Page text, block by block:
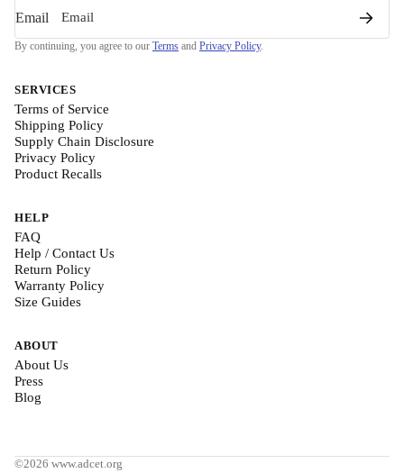
Email
By continuing, you agree to our Terms and Privacy Policy.
SERVICES
Terms of Service
Shipping Policy
Supply Chain Disclosure
Privacy Policy
Product Recalls
HELP
FAQ
Help / Contact Us
Return Policy
Warranty Policy
Size Guides
ABOUT
About Us
Press
Blog
©2026 www.adcet.org